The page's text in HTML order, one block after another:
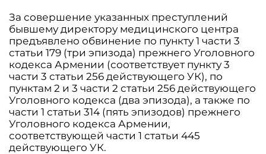
За совершение указанных преступлений
бывшему директору медицинского центра
предъявлено обвинение по пункту 1 части 3
статьи 179 (три эпизода) прежнего Уголовного
кодекса Армении (соответствует пункту 3
части 3 статьи 256 действующего УК), по
пунктам 2 и 3 части 2 статьи 256 действующего
Уголовного кодекса (два эпизода), а также по
части 1 статьи 314 (пять эпизодов) прежнего
Уголовного кодекса Армении,
соответствующей части 1 статьи 445
действующего УК.